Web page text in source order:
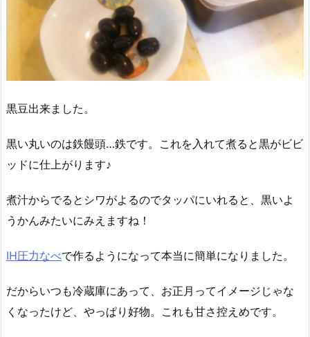
黒豆出来ました。
黒い丸いのは鉄饅頭…鉄です。これを入れて煮ると黒がビビ
ッドに仕上がります♪
煮汁からでるとシワがよるのでタッパにいれると、黒いよ
うかんみたいにみえますね！
IH圧力なべで作るようになって本当に簡単になりました。
だからいつも冷蔵庫にあって、お正月ってイメージじゃな
くなったけど、やっぱり好物。これも甘さ控えめです。